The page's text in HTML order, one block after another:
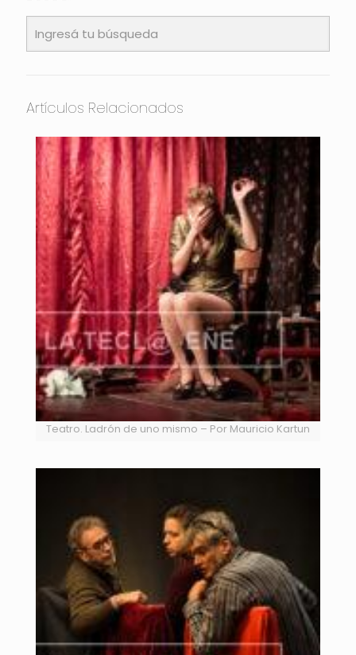
Artículos Relacionados
Teatro. Ladrón de uno mismo – Por Mauricio Kartun